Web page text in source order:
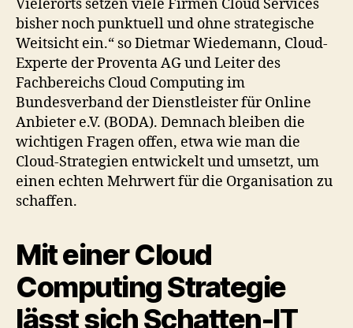
Vielerorts setzen viele Firmen Cloud Services
bisher noch punktuell und ohne strategische
Weitsicht ein.“ so Dietmar Wiedemann, Cloud-
Experte der Proventa AG und Leiter des
Fachbereichs Cloud Computing im
Bundesverband der Dienstleister für Online
Anbieter e.V. (BODA). Demnach bleiben die
wichtigen Fragen offen, etwa wie man die
Cloud-Strategien entwickelt und umsetzt, um
einen echten Mehrwert für die Organisation zu
schaffen.
Mit einer Cloud
Computing Strategie
lässt sich Schatten-IT